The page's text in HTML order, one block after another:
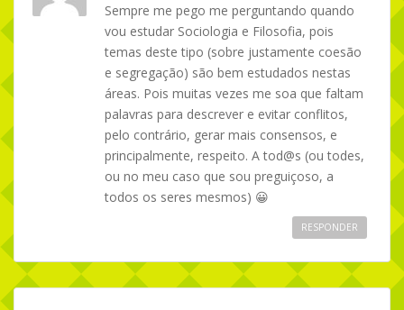
Sempre me pego me perguntando quando
vou estudar Sociologia e Filosofia, pois
temas deste tipo (sobre justamente coesão
e segregação) são bem estudados nestas
áreas. Pois muitas vezes me soa que faltam
palavras para descrever e evitar conflitos,
pelo contrário, gerar mais consensos, e
principalmente, respeito. A tod@s (ou todes,
ou no meu caso que sou preguiçoso, a
todos os seres mesmos) 😀
RESPONDER